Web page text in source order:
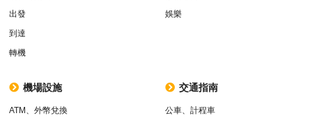
出發
到達
轉機
娛樂
機場設施
ATM、外幣兌換
交通指南
公車、計程車